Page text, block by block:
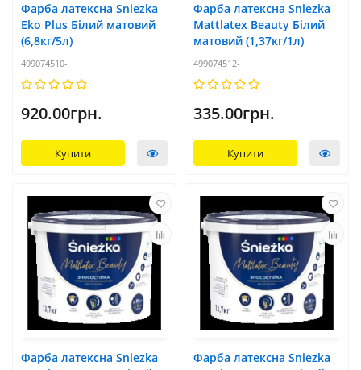
Фарба латексна Sniezka
Eko Plus Білий матовий
(6,8кг/5л)
499074510-
920.00грн.
Купити
Фарба латексна Sniezka
Mattlatex Beauty Білий
матовий (1,37кг/1л)
499074512-
335.00грн.
Купити
Фарба латексна Sniezka
Фарба латексна Sniezka